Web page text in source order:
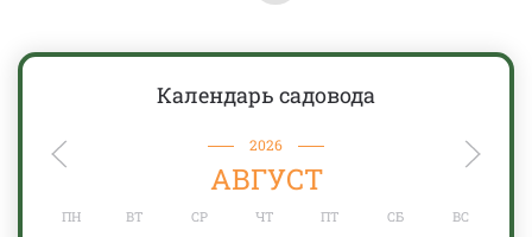
Календарь садовода
2026
АВГУСТ
ПН ВТ СР ЧТ ПТ СБ ВС